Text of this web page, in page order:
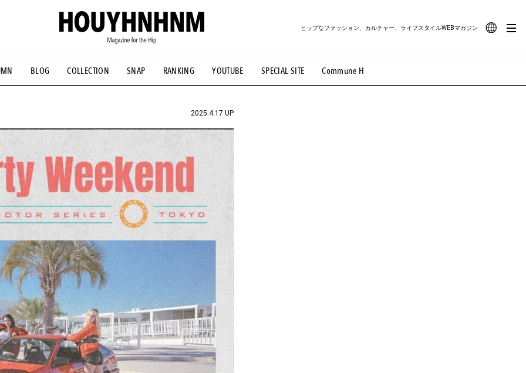
BLOG COLLECTION SNAP RANKING YOUTUBE SPECIAL SITE Commune H
ヒップなファッション、カルチャー、ライフスタイルWEBマガジン
#古着サミット #NEW VINTAGE #マイナーグッド図鑑 #路地裏てぃーん。 #MONTHLY JOURNAL
#FOCUS IT #AH.H #ととけん #FASHION #MUSIC #MOVIE #LIFESTYLE #SNEAKER #OUTDOOR
2025.4.17 UP